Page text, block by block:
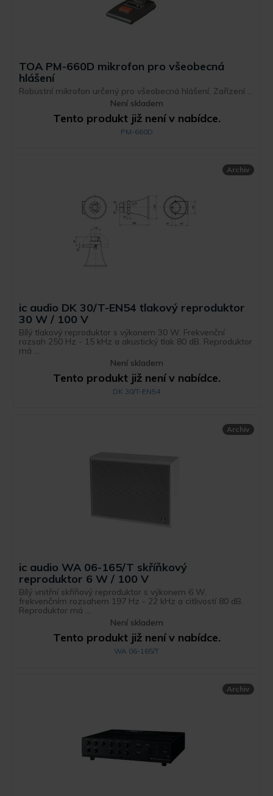
TOA PM-660D mikrofon pro všeobecná
hlášení
Robustní mikrofon určený pro všeobecná hlášení. Zařízení ...
Není skladem
Tento produkt již není v nabídce.
PM-660D
Archiv
ic audio DK 30/T-EN54 tlakový reproduktor
30 W / 100 V
Bílý tlakový reproduktor s výkonem 30 W. Frekvenční
rozsah 250 Hz - 15 kHz a akustický tlak 80 dB. Reproduktor
má ...
Není skladem
Tento produkt již není v nabídce.
DK 30/T-EN54
Archiv
ic audio WA 06-165/T skříňkový
reproduktor 6 W / 100 V
Bílý vnitřní skříňový reproduktor s výkonem 6 W,
frekvenčním rozsahem 197 Hz - 22 kHz a citlivostí 80 dB.
Reproduktor má ...
Není skladem
Tento produkt již není v nabídce.
WA 06-165/T
Archiv